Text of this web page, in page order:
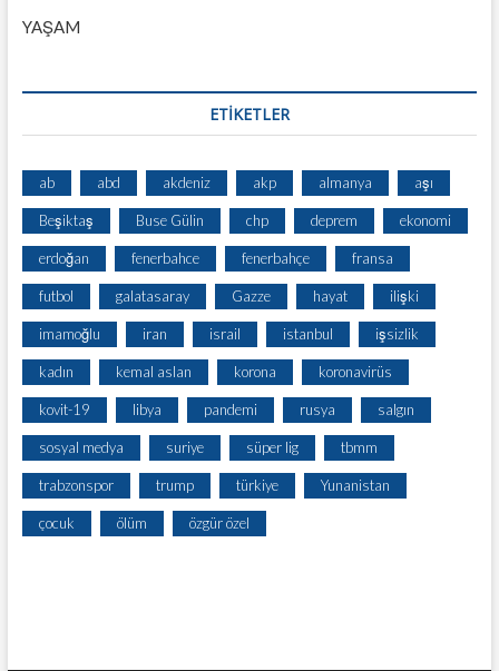
YAŞAM
ETİKETLER
ab abd akdeniz akp almanya aşı
Beşiktaş Buse Gülin chp deprem ekonomi
erdoğan fenerbahce fenerbahçe fransa
futbol galatasaray Gazze hayat ilişki
imamoğlu iran israil istanbul işsizlik
kadın kemal aslan korona koronavirüs
kovit-19 libya pandemi rusya salgın
sosyal medya suriye süper lig tbmm
trabzonspor trump türkiye Yunanistan
çocuk ölüm özgür özel